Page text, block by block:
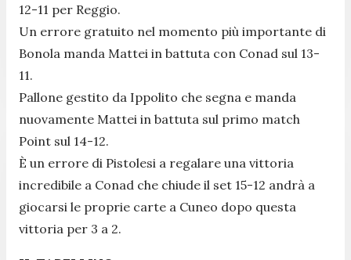
12-11 per Reggio.
Un errore gratuito nel momento più importante di
Bonola manda Mattei in battuta con Conad sul 13-
11.
Pallone gestito da Ippolito che segna e manda
nuovamente Mattei in battuta sul primo match
Point sul 14-12.
È un errore di Pistolesi a regalare una vittoria
incredibile a Conad che chiude il set 15-12 andrà a
giocarsi le proprie carte a Cuneo dopo questa
vittoria per 3 a 2.